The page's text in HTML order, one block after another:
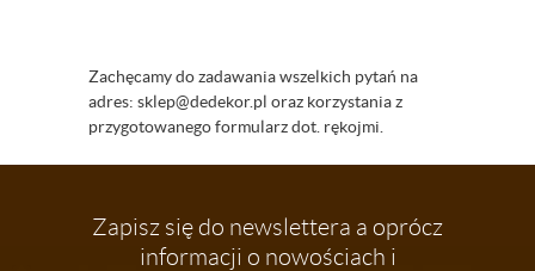
Zachęcamy do zadawania wszelkich pytań na
adres: sklep@dedekor.pl oraz korzystania z
przygotowanego formularz dot. rękojmi.
Zapisz się do newslettera a oprócz
informacji o nowościach i